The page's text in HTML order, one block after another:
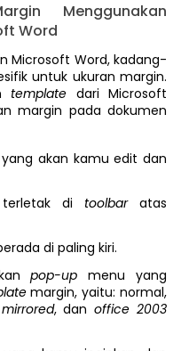
Menggunakan
Word
Microsoft Word, kadang-
untuk ukuran margin.
template dari Microsoft
margin pada dokumen
akan kamu edit dan
di toolbaratas
di paling kiri.
pop-upmenu yang
margin, yaitu: normal,
mirrored, danoffice 2003